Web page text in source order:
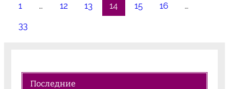
1 … 12 13 14 15 16
…
33
Последние